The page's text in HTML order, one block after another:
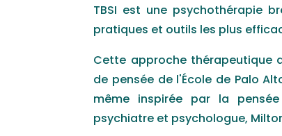
TBSI est une psychothérapie
pratiques et outils les plus
Cette approche thérapeutique
de pensée de l'École de Palo
même inspirée par la
psychiatre et psychologue,